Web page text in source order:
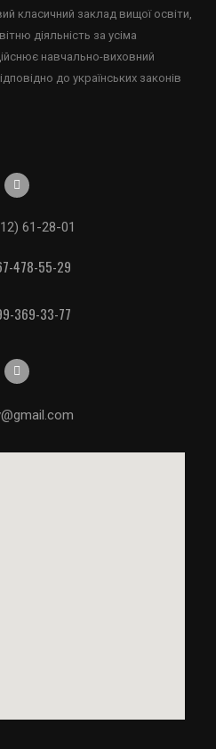
класичний заклад вищої освіти,
діяльність за усіма
навчально-виховний
до українських законів
61-28-01
478-55-29
369-33-77